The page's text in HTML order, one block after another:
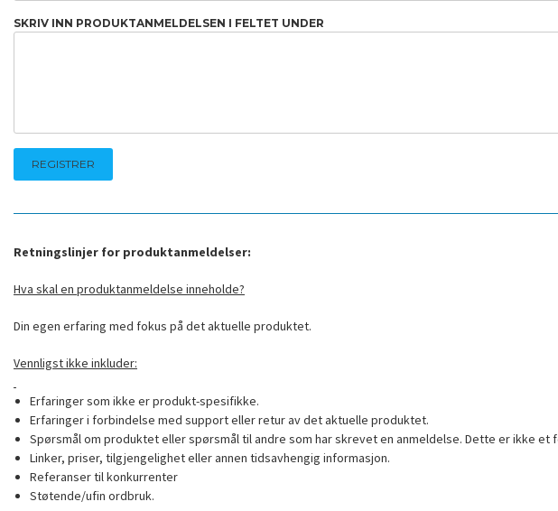
SKRIV INN PRODUKTANMELDELSEN I FELTET UNDER
Retningslinjer for produktanmeldelser:
Hva skal en produktanmeldelse inneholde?
Din egen erfaring med fokus på det aktuelle produktet.
Vennligst ikke inkluder:
Erfaringer som ikke er produkt-spesifikke.
Erfaringer i forbindelse med support eller retur av det aktuelle produktet.
Spørsmål om produktet eller spørsmål til andre som har skrevet en anmeldelse. Dette er ikke et
Linker, priser, tilgjengelighet eller annen tidsavhengig informasjon.
Referanser til konkurrenter
Støtende/ufin ordbruk.